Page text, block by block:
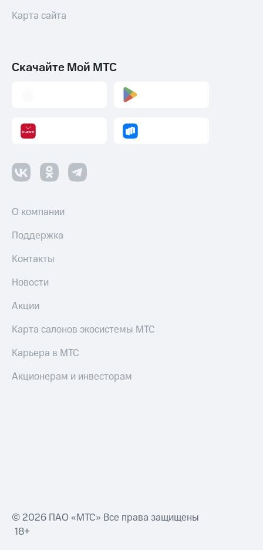
Карта сайта
Скачайте Мой МТС
О компании
Поддержка
Контакты
Новости
Акции
Карта салонов экосистемы МТС
Карьера в МТС
Акционерам и инвесторам
© 2026 ПАО «МТС» Все права защищены
18+